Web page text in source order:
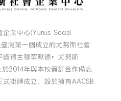
業中心(Yunus Social
臺灣第一個成立的尤努斯社會
獎得主穆罕默德•尤努斯
2014年與本校簽訂合作備忘
式掛牌成立，設於擁有AACSB